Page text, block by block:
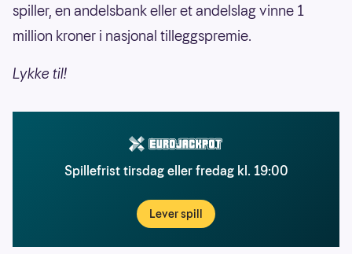
spiller, en andelsbank eller et andelslag vinne 1
million kroner i nasjonal tilleggspremie.
Lykke til!
Spillefrist tirsdag eller fredag kl. 19:00
Lever spill